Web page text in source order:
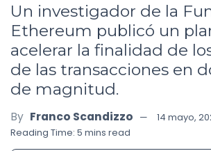
Un investigador de la
Ethereum publicó un
acelerar la finalidad de
de las transacciones en
de magnitud.
By Franco Scandizzo
14 mayo,
Reading Time: 5 mins read